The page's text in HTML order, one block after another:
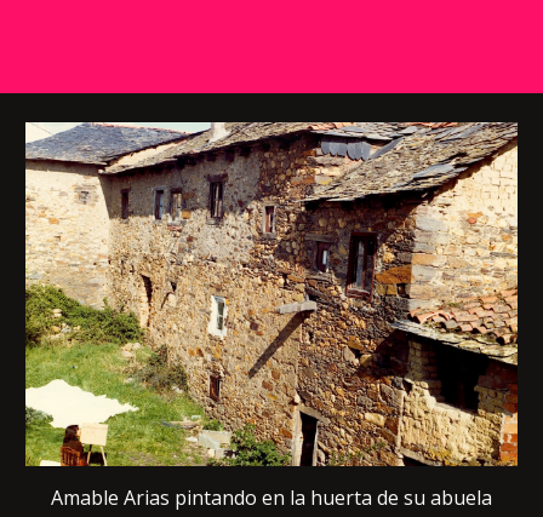
Amable Arias pintando en la huerta de su abuela